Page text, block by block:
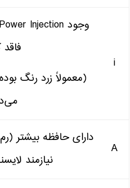
i
فاقد
A
دارای حافظه بیشتر
نیازمند